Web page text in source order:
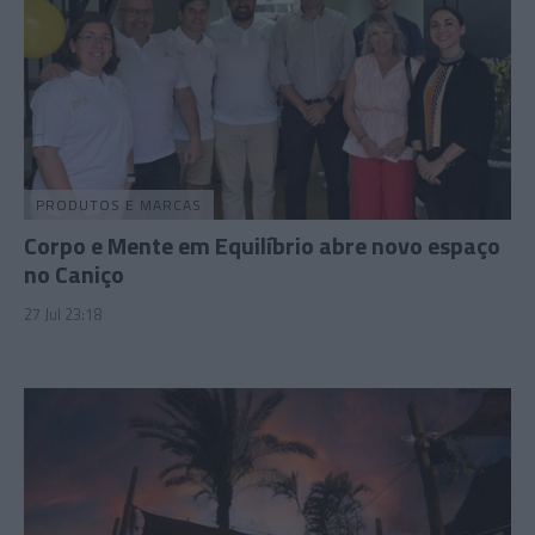
PRODUTOS E MARCAS
Corpo e Mente em Equilíbrio abre novo espaço
no Caniço
27 Jul 23:18